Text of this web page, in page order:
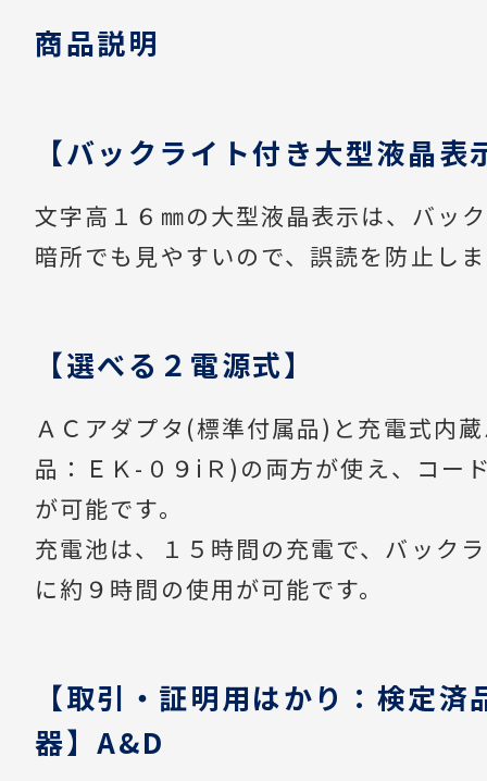
商品説明
【バックライト付き大型液晶表
文字高１６㎜の大型液晶表示は、バッ
暗所でも見やすいので、誤読を防止し
【選べる２電源式】
ＡＣアダプタ(標準付属品)と充電式内
品：ＥＫ-０９iＲ)の両方が使え、コー
が可能です。
充電池は、１５時間の充電で、バック
に約９時間の使用が可能です。
【取引・証明用はかり：検定
器】A&D